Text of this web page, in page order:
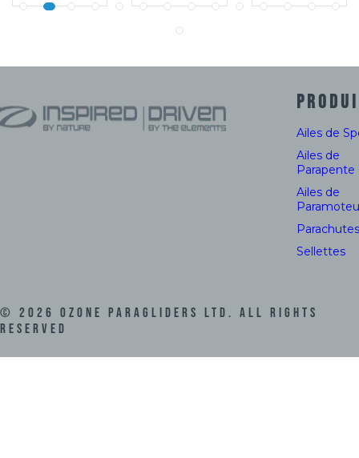
Ailes de
Ailes de
Parapente
Ailes de
Parachutes
Sellettes
© 2026 Ozone Paragliders LTD. All Rights
Reserved